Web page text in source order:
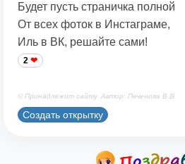
Будет пусть страничка полной
От всех фоток в Инстаграме,
Иль в ВК, решайте сами!
2
© Принадлежит сайту. Автор: Печенова В.В.
Создать открытку